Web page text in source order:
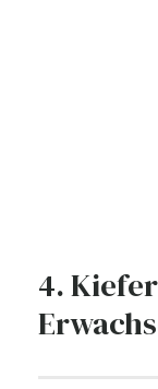
4.